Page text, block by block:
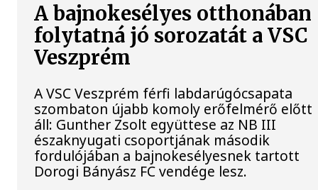
A bajnokesélyes otthonában
folytatná jó sorozatát a VSC
Veszprém
A VSC Veszprém férfi labdarúgócsapata
szombaton újabb komoly erőfelmérő előtt
áll: Gunther Zsolt együttese az NB III
északnyugati csoportjának második
fordulójában a bajnokesélyesnek tartott
Dorogi Bányász FC vendége lesz.